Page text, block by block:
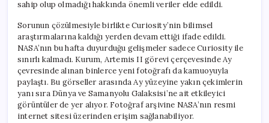
sahip olup olmadığı hakkında önemli veriler elde edildi.
Sorunun çözülmesiyle birlikte Curiosity’nin bilimsel
araştırmalarına kaldığı yerden devam ettiği ifade edildi.
NASA’nın bu hafta duyurduğu gelişmeler sadece Curiosity ile
sınırlı kalmadı. Kurum, Artemis II görevi çerçevesinde Ay
çevresinde alınan binlerce yeni fotoğrafı da kamuoyuyla
paylaştı. Bu görseller arasında Ay yüzeyine yakın çekimlerin
yanı sıra Dünya ve Samanyolu Galaksisi’ne ait etkileyici
görüntüler de yer alıyor. Fotoğraf arşivine NASA’nın resmi
internet sitesi üzerinden erişim sağlanabiliyor.